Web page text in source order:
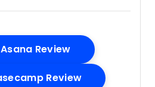
ReviewOpens New
ReviewOpens New